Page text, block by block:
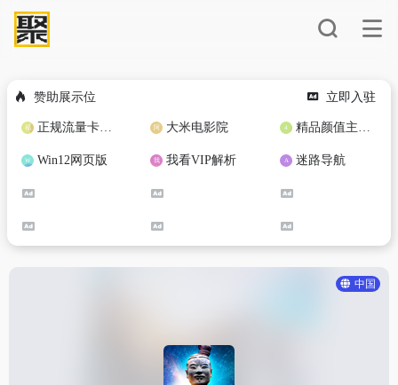
赞助展示位 立即入驻
正规流量卡免费加盟合作 大米电影院 精品颜值主播定制
Win12网页版 我看VIP解析 迷路导航
中国